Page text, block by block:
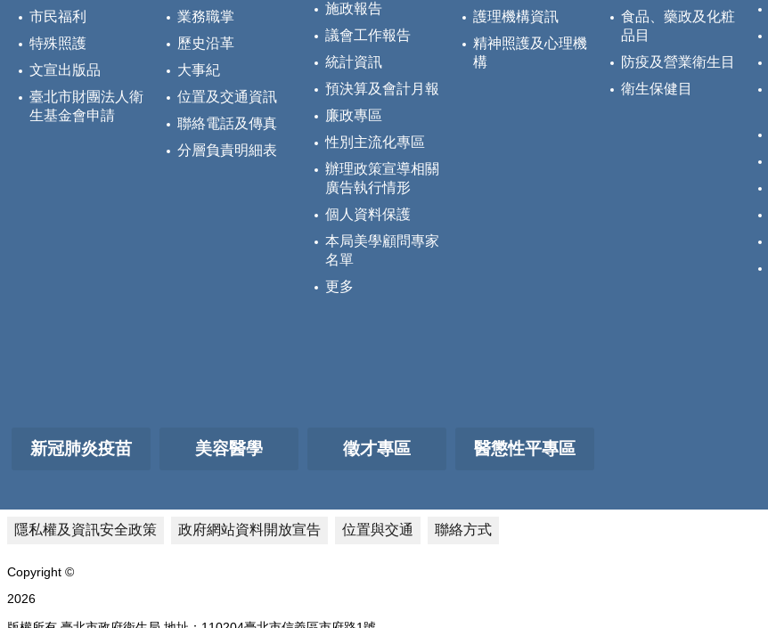
市民福利
特殊照護
文宣出版品
臺北市財團法人衛
生基金會申請
業務職掌
歷史沿革
大事紀
位置及交通資訊
聯絡電話及傳真
分層負責明細表
施政報告
議會工作報告
統計資訊
預決算及會計月報
廉政專區
性別主流化專區
辦理政策宣導相關
廣告執行情形
個人資料保護
本局美學顧問專家
名單
更多
護理機構資訊
精神照護及心理機
構
食品、藥政及化粧
品目
防疫及營業衛生目
衛生保健目
新冠肺炎疫苗 美容醫學 徵才專區 醫懲性平專區
隱私權及資訊安全政策 政府網站資料開放宣告 位置與交通 聯絡方式
Copyright ©
2026